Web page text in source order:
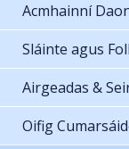
Acmhainní
Sláinte agus
Airgeadas &
Oifig